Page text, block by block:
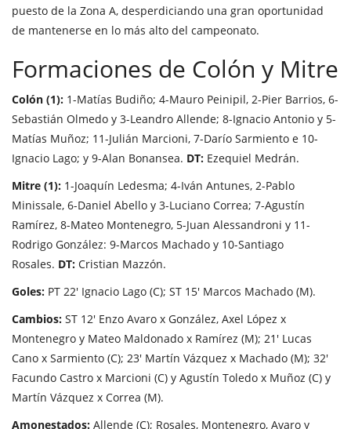
puesto de la Zona A, desperdiciando una gran oportunidad
de mantenerse en lo más alto del campeonato.
Formaciones de Colón y Mitre
Colón (1): 1-Matías Budiño; 4-Mauro Peinipil, 2-Pier Barrios, 6-
Sebastián Olmedo y 3-Leandro Allende; 8-Ignacio Antonio y 5-
Matías Muñoz; 11-Julián Marcioni, 7-Darío Sarmiento e 10-
Ignacio Lago; y 9-Alan Bonansea. DT: Ezequiel Medrán.
Mitre (1): 1-Joaquín Ledesma; 4-Iván Antunes, 2-Pablo
Minissale, 6-Daniel Abello y 3-Luciano Correa; 7-Agustín
Ramírez, 8-Mateo Montenegro, 5-Juan Alessandroni y 11-
Rodrigo González: 9-Marcos Machado y 10-Santiago
Rosales. DT: Cristian Mazzón.
Goles: PT 22' Ignacio Lago (C); ST 15' Marcos Machado (M).
Cambios: ST 12' Enzo Avaro x González, Axel López x
Montenegro y Mateo Maldonado x Ramírez (M); 21' Lucas
Cano x Sarmiento (C); 23' Martín Vázquez x Machado (M); 32'
Facundo Castro x Marcioni (C) y Agustín Toledo x Muñoz (C) y
Martín Vázquez x Correa (M).
Amonestados: Allende (C); Rosales, Montenegro, Avaro y